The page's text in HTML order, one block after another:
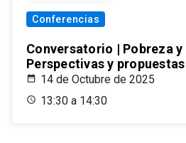
Conferencias
Conversatorio | Pobreza
Perspectivas y
14 de Octubre de 2025
13:30 a 14:30